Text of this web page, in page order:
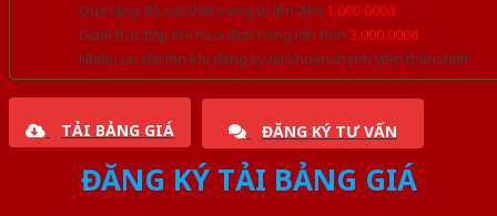
Quà tặng đồ nội thất trang trí lên đến 1.000.000đ
Giảm trực tiếp khi mua đơn hàng lớn hơn 3.000.000đ
Nhiều ưu đãi lớn khi đăng ký tài khoản thành viên thân thiết
TẢI BẢNG GIÁ ĐĂNG KÝ TƯ VẤN
ĐĂNG KÝ TẢI BẢNG GIÁ